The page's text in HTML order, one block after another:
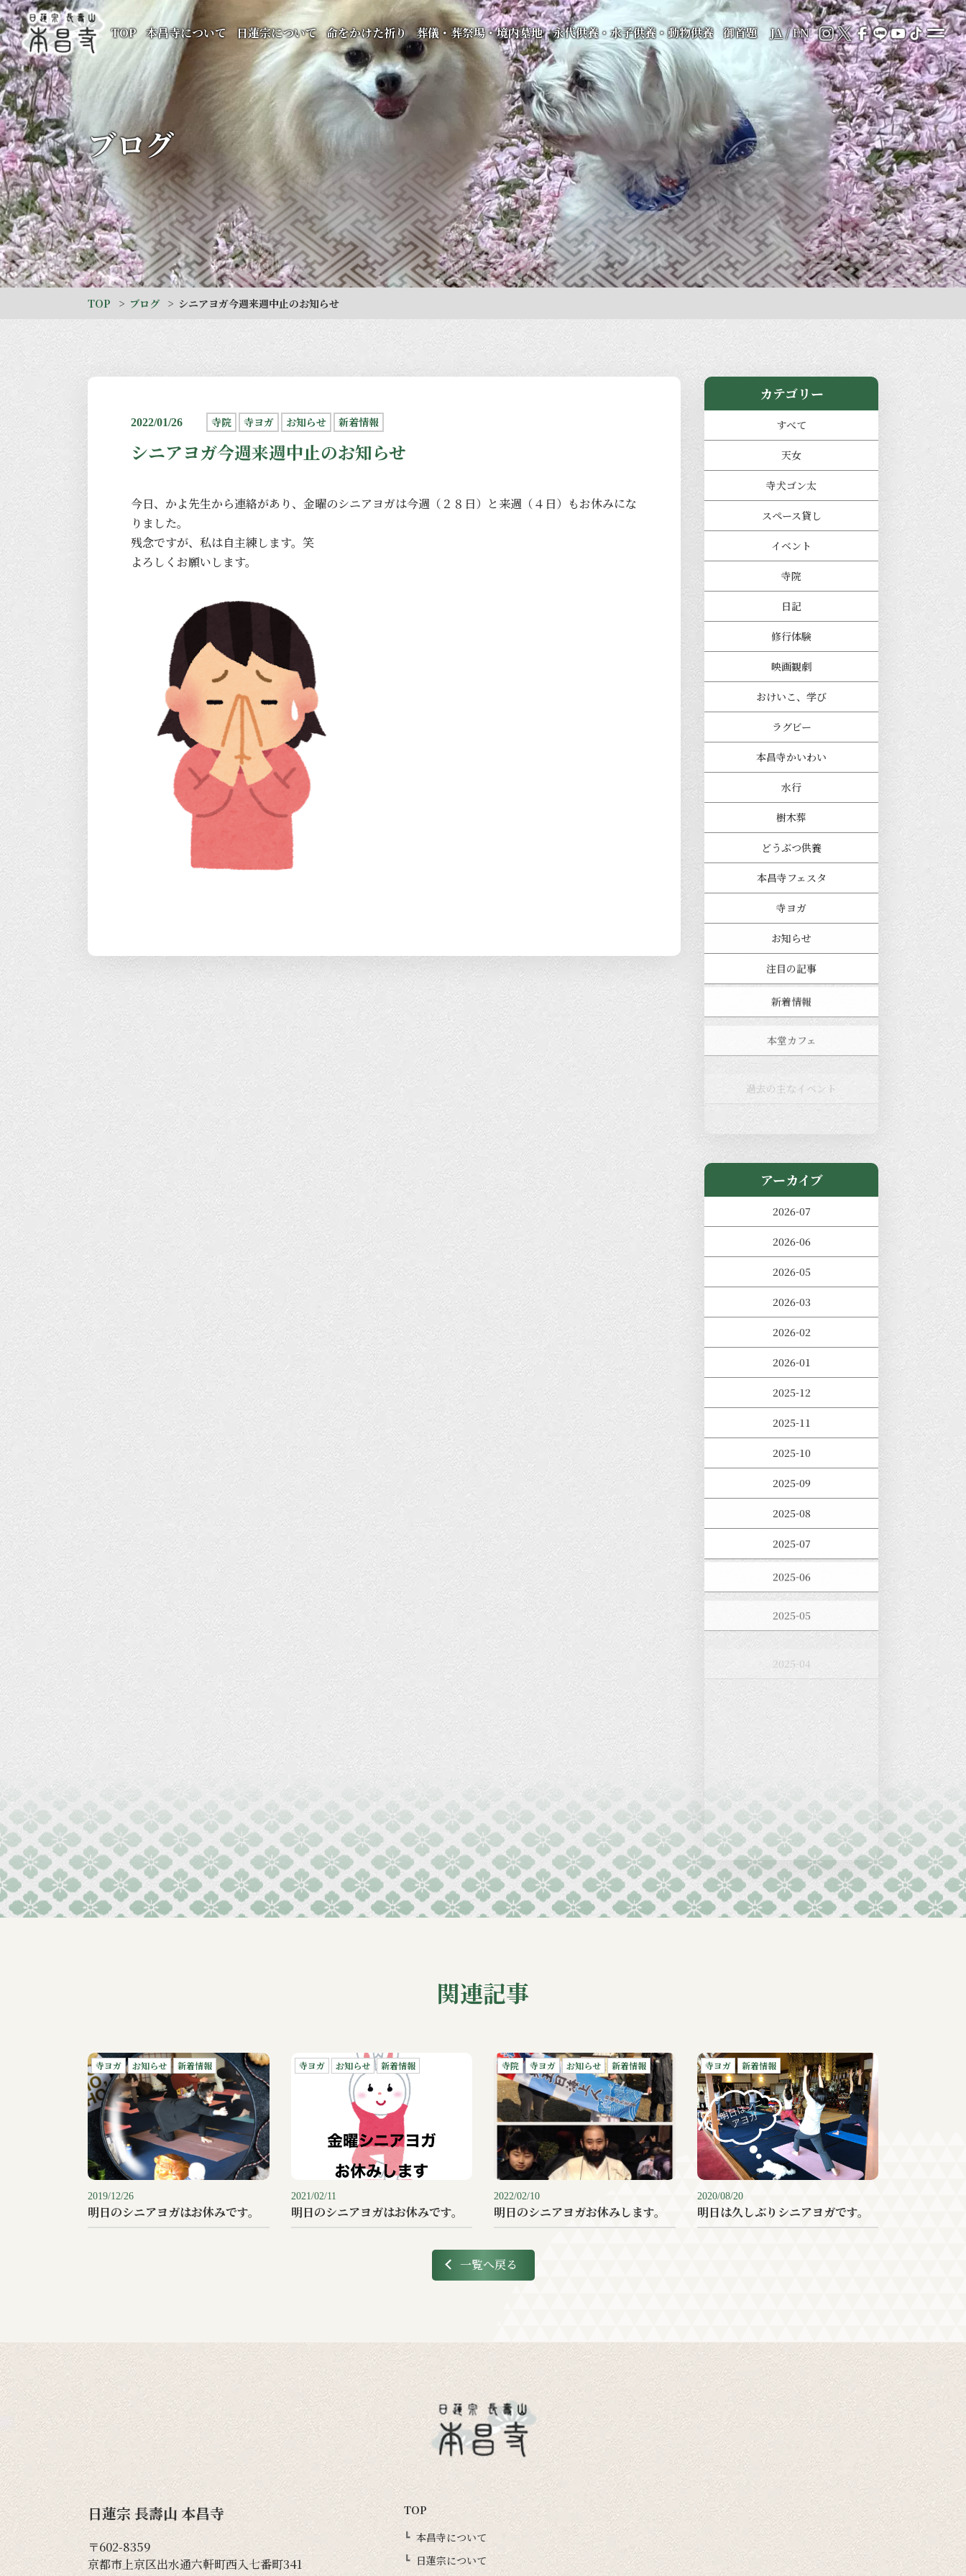
TOP 本昌寺について 日蓮宗について 命をかけた祈り 葬儀・葬祭場・境内墓地 永代供養・水子供養・動物供養 御首題 JA/EN
ブログ
TOP ブログ シニアヨガ今週来週中止のお知らせ
2022/01/26 寺院 寺ヨガ お知らせ 新着情報
シニアヨガ今週来週中止のお知らせ
今日、かよ先生から連絡があり、金曜のシニアヨガは今週（２８日）と来週（４日）もお休みにな
りました。
残念ですが、私は自主練します。笑
よろしくお願いします。
カテゴリー
すべて
天女
寺犬ゴン太
スペース貸し
イベント
寺院
日記
修行体験
映画観劇
おけいこ、学び
ラグビー
本昌寺かいわい
水行
樹木葬
どうぶつ供養
本昌寺フェスタ
寺ヨガ
お知らせ
注目の記事
新着情報
本堂カフェ
過去の主なイベント
児玉工具店
アーカイブ
2026-07
2026-06
2026-05
2026-03
2026-02
2026-01
2025-12
2025-11
2025-10
2025-09
2025-08
2025-07
2025-06
2025-05
2025-04
2025-03
2024-10
2024-09
関連記事
寺ヨガ お知らせ 新着情報
2019/12/26
明日のシニアヨガはお休みです。
寺ヨガ お知らせ 新着情報
2021/02/11
明日のシニアヨガはお休みです。
寺院 寺ヨガ お知らせ 新着情報
2022/02/10
明日のシニアヨガお休みします。
寺ヨガ 新着情報
2020/08/20
明日は久しぶりシニアヨガです。
一覧へ戻る
日蓮宗 長壽山 本昌寺
〒602-8359
京都市上京区出水通六軒町西入七番町341
TOP
本昌寺について
日蓮宗について